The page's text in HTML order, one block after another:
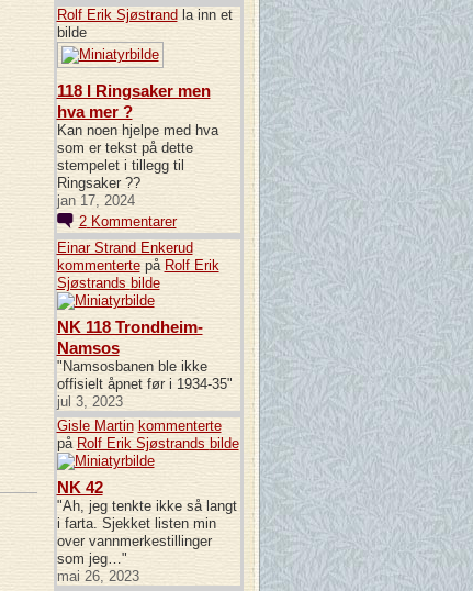
Rolf Erik Sjøstrand la inn et
bilde
118 I Ringsaker men
hva mer ?
Kan noen hjelpe med hva
som er tekst på dette
stempelet i tillegg til
Ringsaker ??
jan 17, 2024
2 Kommentarer
Einar Strand Enkerud
kommentertepå Rolf Erik
Sjøstrands bilde
NK 118 Trondheim-
Namsos
"Namsosbanen ble ikke
offisielt åpnet før i 1934-35"
jul 3, 2023
Gisle Martin kommenterte
på Rolf Erik Sjøstrands bilde
NK 42
"Ah, jeg tenkte ikke så langt
i farta. Sjekket listen min
over vannmerkestillinger
som jeg…"
mai 26, 2023